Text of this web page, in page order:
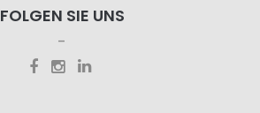
FOLGEN SIE UNS